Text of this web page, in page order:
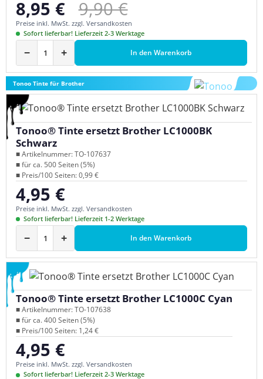
Verkaufspreis:
8,95 € Regulärer Preis:
9,90 €
Preise inkl. MwSt. zzgl. Versandkosten
Sofort lieferbar! Lieferzeit 2-3 Werktage
− + In den Warenkorb
Tonoo Tinte für Brother
Tonoo® Tinte ersetzt Brother LC1000BK
Schwarz
■ Artikelnummer: TO-107637
■ für ca. 500 Seiten (5%)
■ Preis/100 Seiten: 0,99 €
Regulärer Preis:
4,95 €
Preise inkl. MwSt. zzgl. Versandkosten
Sofort lieferbar! Lieferzeit 1-2 Werktage
− + In den Warenkorb
Tonoo® Tinte ersetzt Brother LC1000C Cyan
■ Artikelnummer: TO-107638
■ für ca. 400 Seiten (5%)
■ Preis/100 Seiten: 1,24 €
Regulärer Preis:
4,95 €
Preise inkl. MwSt. zzgl. Versandkosten
Sofort lieferbar! Lieferzeit 2-3 Werktage